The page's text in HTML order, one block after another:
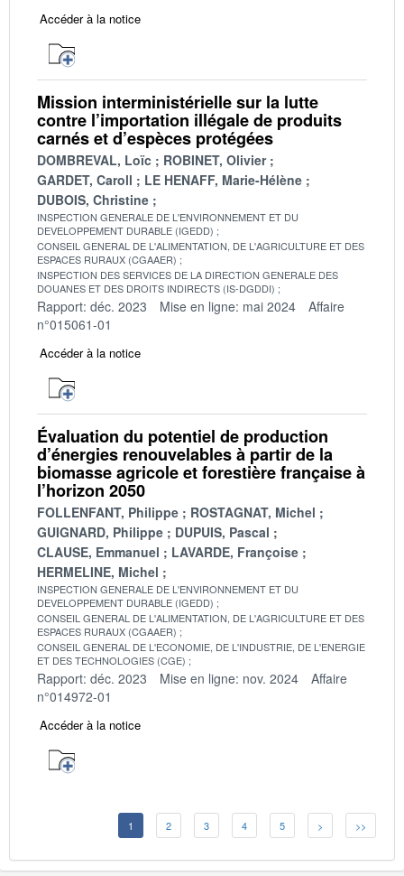
Accéder à la notice
Mission interministérielle sur la lutte
contre l’importation illégale de produits
carnés et d’espèces protégées
DOMBREVAL, Loïc
ROBINET, Olivier
GARDET, Caroll
LE HENAFF, Marie-Hélène
DUBOIS, Christine
INSPECTION GENERALE DE L'ENVIRONNEMENT ET DU
DEVELOPPEMENT DURABLE (IGEDD)
CONSEIL GENERAL DE L'ALIMENTATION, DE L'AGRICULTURE ET DES
ESPACES RURAUX (CGAAER)
INSPECTION DES SERVICES DE LA DIRECTION GENERALE DES
DOUANES ET DES DROITS INDIRECTS (IS-DGDDI)
Rapport: déc. 2023 Mise en ligne: mai 2024
Affaire
n°015061-01
Accéder à la notice
Évaluation du potentiel de production
d’énergies renouvelables à partir de la
biomasse agricole et forestière française à
l’horizon 2050
FOLLENFANT, Philippe
ROSTAGNAT, Michel
GUIGNARD, Philippe
DUPUIS, Pascal
CLAUSE, Emmanuel
LAVARDE, Françoise
HERMELINE, Michel
INSPECTION GENERALE DE L'ENVIRONNEMENT ET DU
DEVELOPPEMENT DURABLE (IGEDD)
CONSEIL GENERAL DE L'ALIMENTATION, DE L'AGRICULTURE ET DES
ESPACES RURAUX (CGAAER)
CONSEIL GENERAL DE L'ECONOMIE, DE L'INDUSTRIE, DE L'ENERGIE
ET DES TECHNOLOGIES (CGE)
Rapport: déc. 2023 Mise en ligne: nov. 2024
Affaire
n°014972-01
Accéder à la notice
1 2 3 4 5 > >>